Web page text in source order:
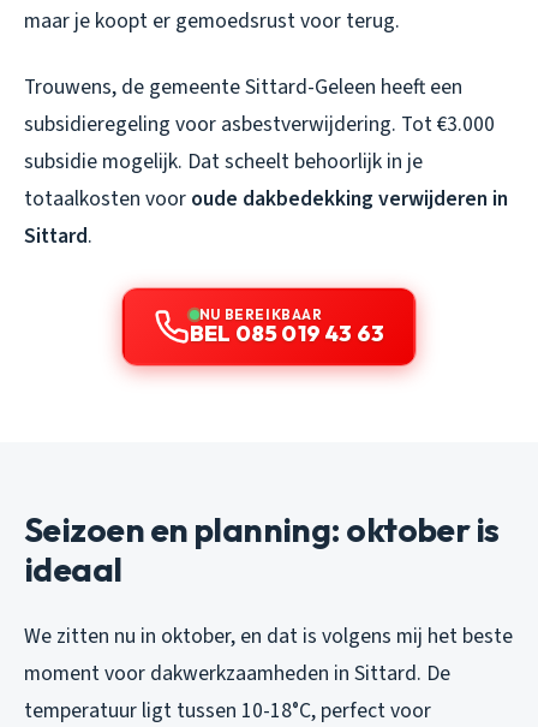
maar je koopt er gemoedsrust voor terug.
Trouwens, de gemeente Sittard-Geleen heeft een
subsidieregeling voor asbestverwijdering. Tot €3.000
subsidie mogelijk. Dat scheelt behoorlijk in je
totaalkosten voor oude dakbedekking verwijderen in
Sittard.
NU BEREIKBAAR
BEL 085 019 43 63
Seizoen en planning: oktober is
ideaal
We zitten nu in oktober, en dat is volgens mij het beste
moment voor dakwerkzaamheden in Sittard. De
temperatuur ligt tussen 10-18°C, perfect voor